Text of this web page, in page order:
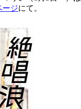
ージにて。